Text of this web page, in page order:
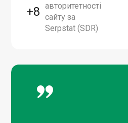
+8 авторитетності
сайту за
Serpstat (SDR)